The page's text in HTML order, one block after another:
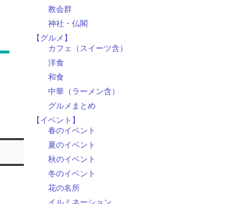
教会群
神社・仏閣
【グルメ】
カフェ（スイーツ含）
洋食
和食
中華（ラーメン含）
グルメまとめ
【イベント】
春のイベント
夏のイベント
秋のイベント
冬のイベント
花の名所
イルミネーション